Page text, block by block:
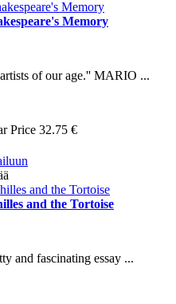
Memory
of our age.'' MARIO ...
Price 32.75 €
and the Tortoise
and fascinating essay ...